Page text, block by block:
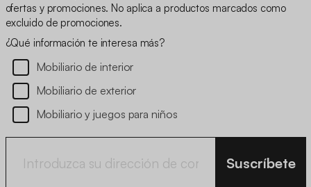
ofertas y promociones. No aplica a productos marcados como
excluido de promociones.
¿Qué información te interesa más?
Mobiliario de interior
Mobiliario de exterior
Mobiliario y juegos para niños
Suscríbete